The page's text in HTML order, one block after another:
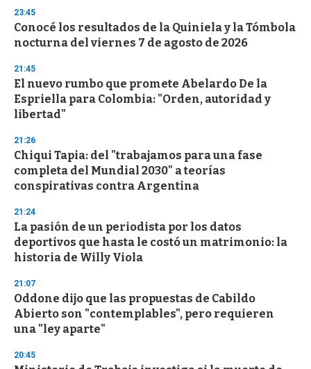
s
e
c
o
d
s
23:45
Conocé los resultados de la Quiniela y la Tómbola
nocturna del viernes 7 de agosto de 2026
21:45
El nuevo rumbo que promete Abelardo De la
Espriella para Colombia: "Orden, autoridad y
libertad"
21:26
Chiqui Tapia: del "trabajamos para una fase
completa del Mundial 2030" a teorías
conspirativas contra Argentina
21:24
La pasión de un periodista por los datos
deportivos que hasta le costó un matrimonio: la
historia de Willy Viola
21:07
Oddone dijo que las propuestas de Cabildo
Abierto son "contemplables", pero requieren
una "ley aparte"
20:45